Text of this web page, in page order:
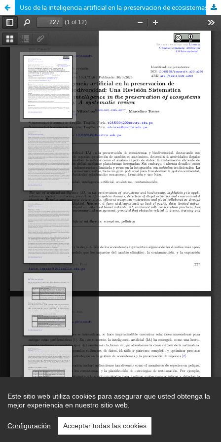
Uso de la inteligencia artificial en la preservacion de ecosistemas y biodiversidad: Una Revisión Sistematica
Este sitio web utiliza cookies para asegurar que usted obtenga la
mejor experiencia en nuestro sitio web.
Configuración Acceptar todas las cookies